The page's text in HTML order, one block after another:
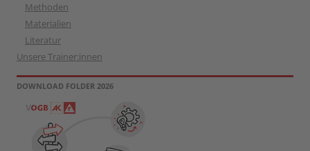
Methoden
Materialien
Literatur
Unsere Trainer:innen
DOWNLOAD FOLDER 2026